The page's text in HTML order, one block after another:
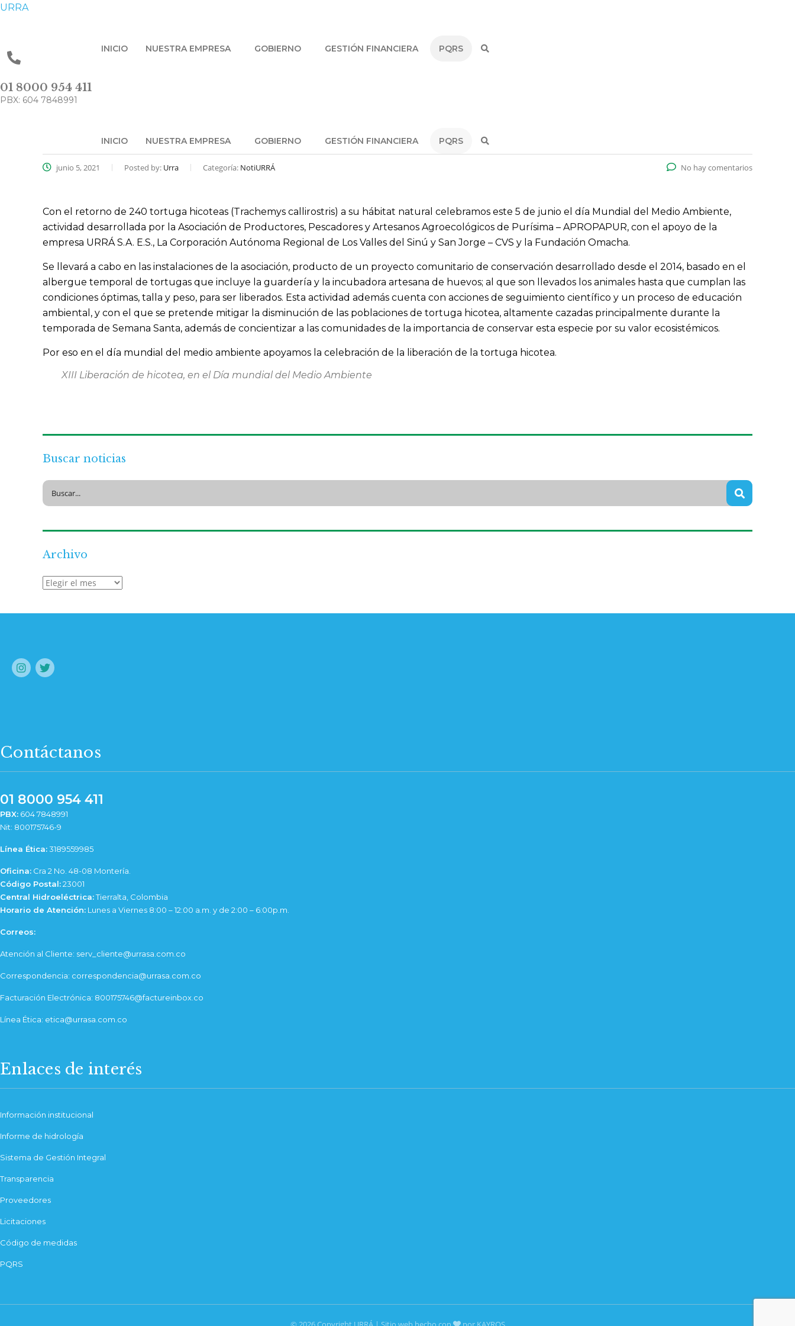
URRA
INICIO NUESTRA EMPRESA GOBIERNO GESTIÓN FINANCIERA PQRS
01 8000 954 411
PBX: 604 7848991
INICIO NUESTRA EMPRESA GOBIERNO GESTIÓN FINANCIERA PQRS
junio 5, 2021 Posted by: Urra Categoría: NotiURRÁ No hay comentarios
Con el retorno de 240 tortuga hicoteas (Trachemys callirostris) a su hábitat natural celebramos este 5 de junio el día Mundial del Medio Ambiente,
actividad desarrollada por la Asociación de Productores, Pescadores y Artesanos Agroecológicos de Purísima – APROPAPUR, con el apoyo de la
empresa URRÁ S.A. E.S., La Corporación Autónoma Regional de Los Valles del Sinú y San Jorge – CVS y la Fundación Omacha.
Se llevará a cabo en las instalaciones de la asociación, producto de un proyecto comunitario de conservación desarrollado desde el 2014, basado en el
albergue temporal de tortugas que incluye la guardería y la incubadora artesana de huevos; al que son llevados los animales hasta que cumplan las
condiciones óptimas, talla y peso, para ser liberados. Esta actividad además cuenta con acciones de seguimiento científico y un proceso de educación
ambiental, y con el que se pretende mitigar la disminución de las poblaciones de tortuga hicotea, altamente cazadas principalmente durante la
temporada de Semana Santa, además de concientizar a las comunidades de la importancia de conservar esta especie por su valor ecosistémicos.
Por eso en el día mundial del medio ambiente apoyamos la celebración de la liberación de la tortuga hicotea.
XIII Liberación de hicotea, en el Día mundial del Medio Ambiente
Buscar noticias
Archivo
Archivo
Contáctanos
01 8000 954 411
PBX: 604 7848991
Nit: 800175746-9
Línea Ética:3189559985
Oficina: Cra 2 No. 48-08 Montería.
Código Postal:23001
Central Hidroeléctrica:Tierralta, Colombia
Horario de Atención: Lunes a Viernes 8:00 – 12:00 a.m. y de 2:00 – 6:00p.m.
Correos:
Atención al Cliente: serv_cliente@urrasa.com.co
Correspondencia: correspondencia@urrasa.com.co
Facturación Electrónica: 800175746@factureinbox.co
Línea Ética: etica@urrasa.com.co
Enlaces de interés
Información institucional
Informe de hidrología
Sistema de Gestión Integral
Transparencia
Proveedores
Licitaciones
Código de medidas
PQRS